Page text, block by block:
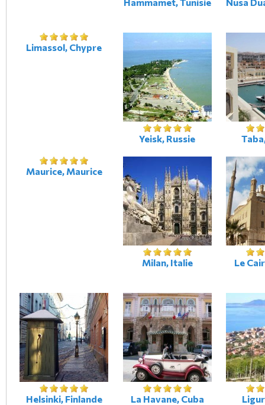
Limassol, Chypre
Yeisk, Russie
Maurice, Maurice
Milan, Italie Le
Helsinki, Finlande La Havane, Cuba